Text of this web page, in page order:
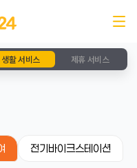
생활 서비스 제휴 서비스
전기바이크스테이션